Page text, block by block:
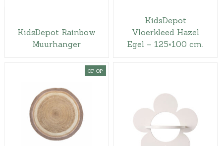
KidsDepot Rainbow
Muurhanger
KidsDepot
Vloerkleed Hazel
Egel – 125×100 cm.
OP=OP